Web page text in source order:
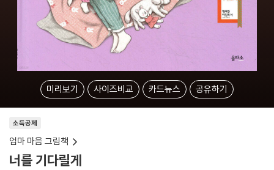
미리보기 사이즈비교 카드뉴스 공유하기
소득공제
엄마 마음 그림책
너를 기다릴게